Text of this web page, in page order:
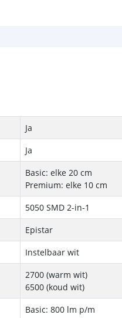
Ja
Ja
Basic: elke 20 cm
Premium: elke 10 cm
5050 SMD 2-in-1
Epistar
Instelbaar wit
2700 (warm wit)
6500 (koud wit)
Basic: 800 lm p/m